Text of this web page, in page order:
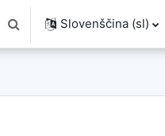
Preklopi iskalni vnos
Slovenščina ‎(sl)‎